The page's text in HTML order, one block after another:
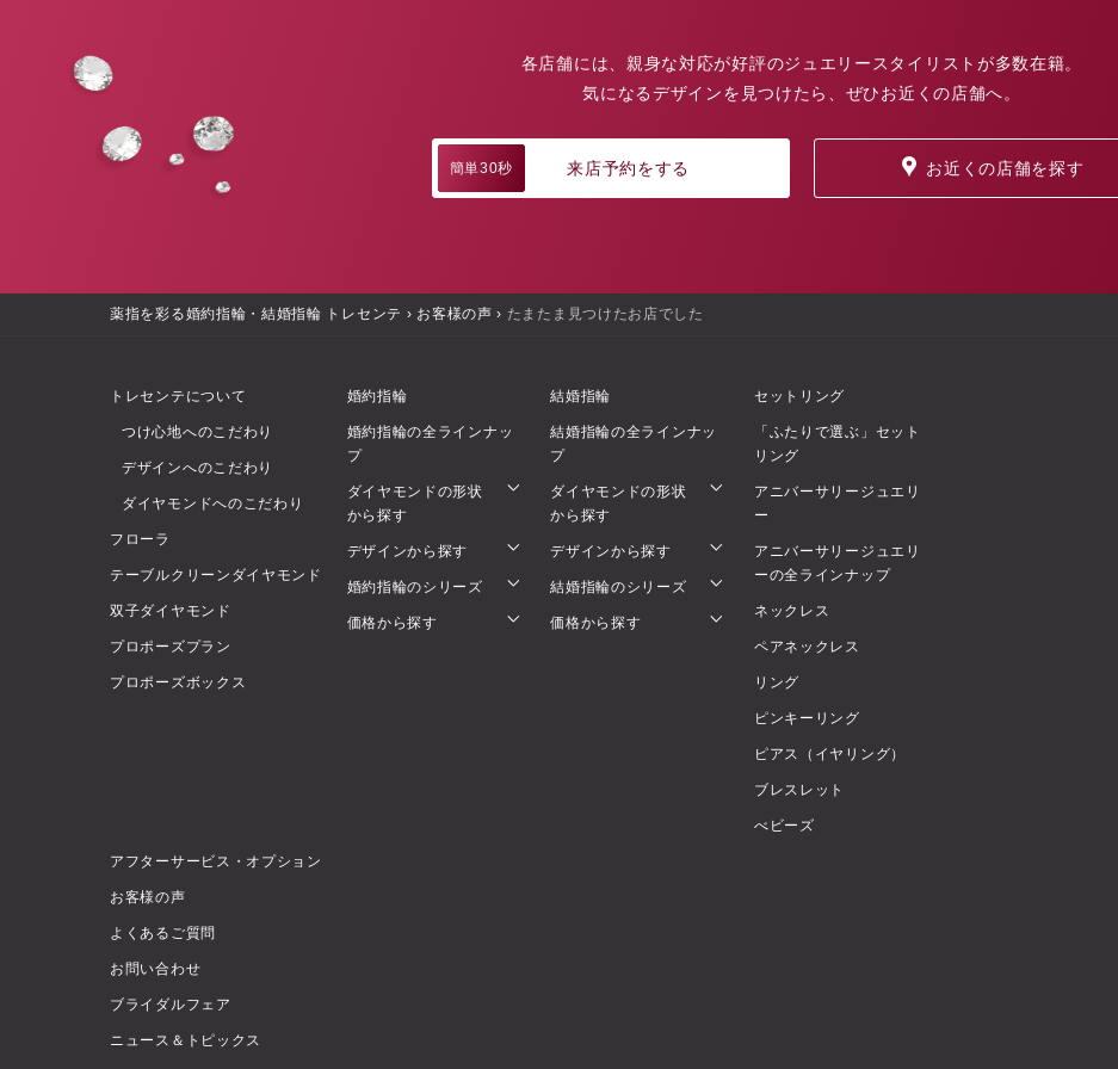
各店舗には、親身な対応が好評のジュエリースタイリストが多数在籍。
気になるデザインを見つけたら、ぜひお近くの店舗へ。
簡単30秒 来店予約をする お近くの店舗を探す
薬指を彩る婚約指輪・結婚指輪 トレセンテ › お客様の声 › たまたま見つけたお店でした
トレセンテについて
つけ心地へのこだわり
デザインへのこだわり
ダイヤモンドへのこだわり
フローラ
テーブルクリーンダイヤモンド
双子ダイヤモンド
プロポーズプラン
プロポーズボックス
婚約指輪
婚約指輪の全ラインナッ
プ
ダイヤモンドの形状
から探す
デザインから探す
婚約指輪のシリーズ
価格から探す
結婚指輪
結婚指輪の全ラインナッ
プ
ダイヤモンドの形状
から探す
デザインから探す
結婚指輪のシリーズ
価格から探す
セットリング
「ふたりで選ぶ」セット
リング
アニバーサリージュエリ
ー
アニバーサリージュエリ
ーの全ラインナップ
ネックレス
ペアネックレス
リング
ピンキーリング
ピアス（イヤリング）
ブレスレット
べビーズ
アフターサービス・オプション
お客様の声
よくあるご質問
お問い合わせ
ブライダルフェア
ニュース＆トピックス